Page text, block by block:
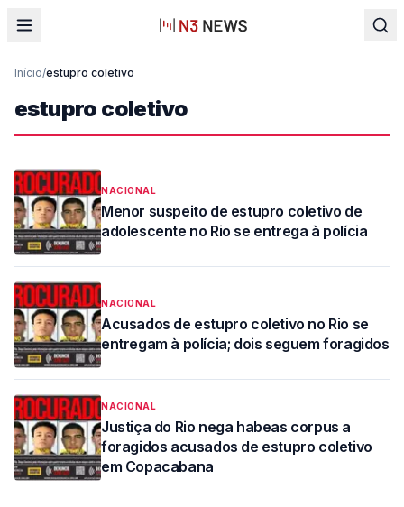
Início/estupro coletivo
estupro coletivo
NACIONAL
Menor suspeito de estupro coletivo de
adolescente no Rio se entrega à polícia
NACIONAL
Acusados de estupro coletivo no Rio se
entregam à polícia; dois seguem foragidos
NACIONAL
Justiça do Rio nega habeas corpus a
foragidos acusados de estupro coletivo
em Copacabana